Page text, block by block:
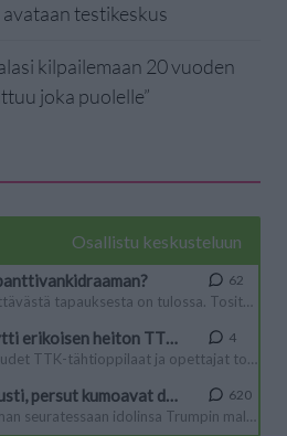
testikeskus
kilpailemaan 20 vuoden
joka puolelle”